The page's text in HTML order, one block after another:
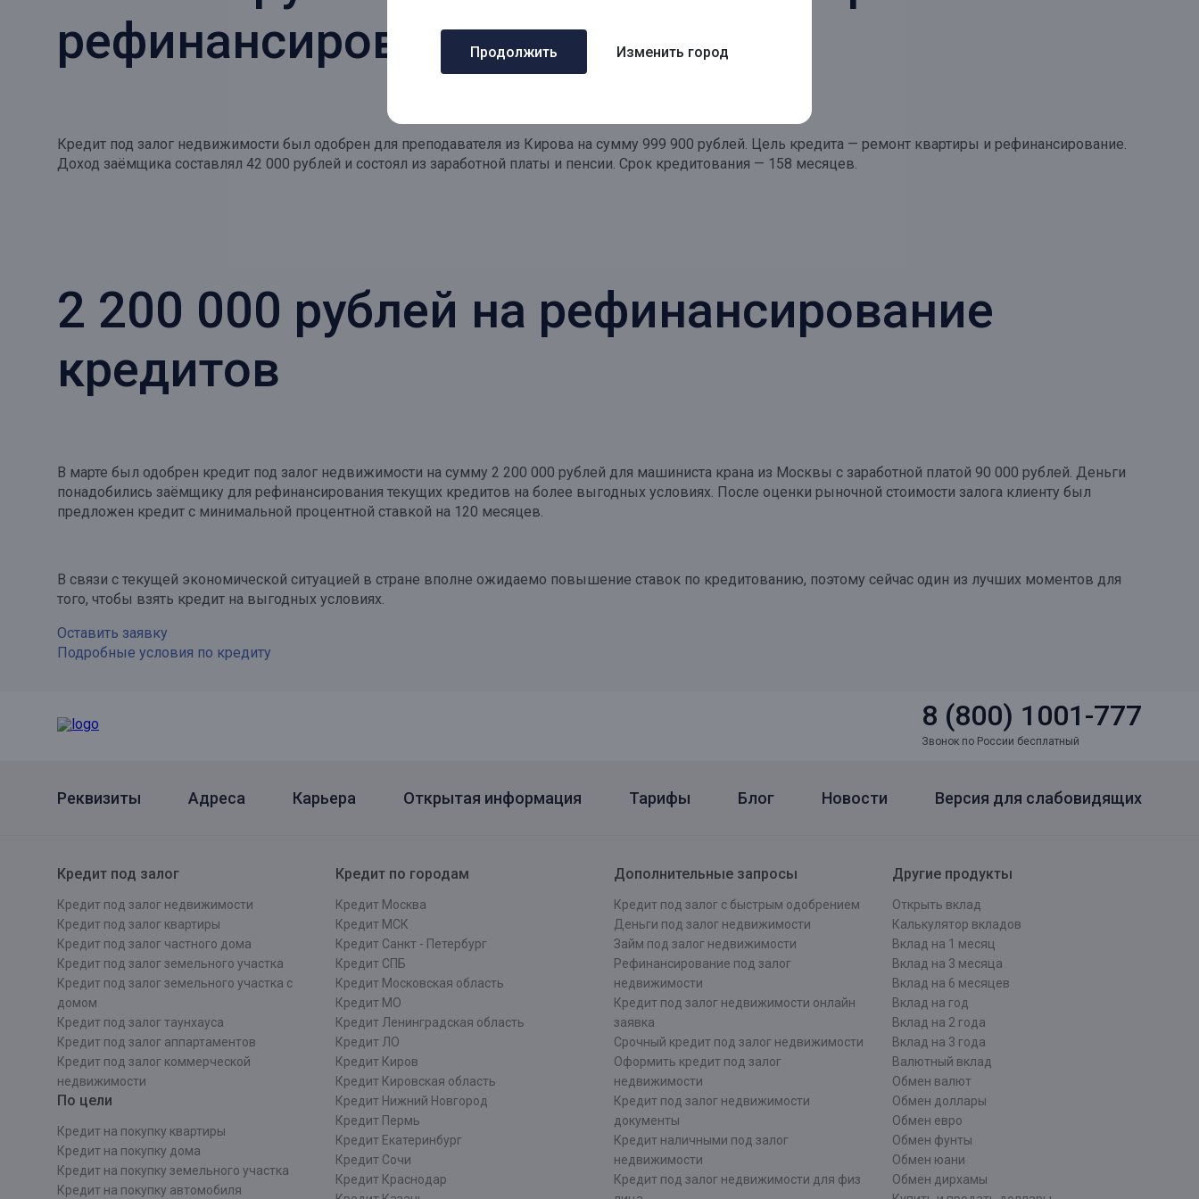
Продолжить Изменить город
рефинансирование
Кредит под залог недвижимости был одобрен для преподавателя из Кирова на сумму 999 900 рублей. Цель кредита — ремонт квартиры и рефинансирование.
Доход заёмщика составлял 42 000 рублей и состоял из заработной платы и пенсии. Срок кредитования — 158 месяцев.
2 200 000 рублей на рефинансирование
кредитов
В марте был одобрен кредит под залог недвижимости на сумму 2 200 000 рублей для машиниста крана из Москвы с заработной платой 90 000 рублей. Деньги
понадобились заёмщику для рефинансирования текущих кредитов на более выгодных условиях. После оценки рыночной стоимости залога клиенту был
предложен кредит с минимальной процентной ставкой на 120 месяцев.
В связи с текущей экономической ситуацией в стране вполне ожидаемо повышение ставок по кредитованию, поэтому сейчас один из лучших моментов для
того, чтобы взять кредит на выгодных условиях.
Оставить заявку
Подробные условия по кредиту
8 (800) 1001-777
Звонок по России бесплатный
Реквизиты Адреса Карьера Открытая информация Тарифы Блог Новости Версия для слабовидящих
Кредит под залог
Кредит под залог недвижимости
Кредит под залог квартиры
Кредит под залог частного дома
Кредит под залог земельного участка
Кредит под залог земельного участка с
домом
Кредит под залог таунхауса
Кредит под залог аппартаментов
Кредит под залог коммерческой
недвижимости
По цели
Кредит на покупку квартиры
Кредит на покупку дома
Кредит на покупку земельного участка
Кредит на покупку автомобиля
Кредит по городам
Кредит Москва
Кредит МСК
Кредит Санкт - Петербург
Кредит СПБ
Кредит Московская область
Кредит МО
Кредит Ленинградская область
Кредит ЛО
Кредит Киров
Кредит Кировская область
Кредит Нижний Новгород
Кредит Пермь
Кредит Екатеринбург
Кредит Сочи
Кредит Краснодар
Дополнительные запросы
Кредит под залог с быстрым одобрением
Деньги под залог недвижимости
Займ под залог недвижимости
Рефинансирование под залог
недвижимости
Кредит под залог недвижимости онлайн
заявка
Срочный кредит под залог недвижимости
Оформить кредит под залог
недвижимости
Кредит под залог недвижимости
документы
Кредит наличными под залог
недвижимости
Кредит под залог недвижимости для физ
Другие продукты
Открыть вклад
Калькулятор вкладов
Вклад на 1 месяц
Вклад на 3 месяца
Вклад на 6 месяцев
Вклад на год
Вклад на 2 года
Вклад на 3 года
Валютный вклад
Обмен валют
Обмен доллары
Обмен евро
Обмен фунты
Обмен юани
Обмен дирхамы